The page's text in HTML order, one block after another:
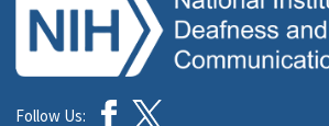
Follow Us: